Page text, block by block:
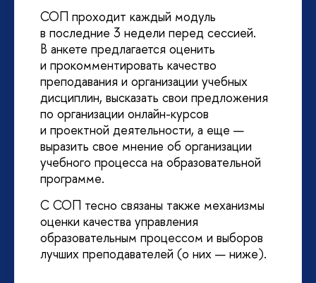
СОП проходит каждый модуль
в последние 3 недели перед сессией.
В анкете предлагается оценить
и прокомментировать качество
преподавания и организации учебных
дисциплин, высказать свои предложения
по организации онлайн-курсов
и проектной деятельности, а еще —
выразить свое мнение об организации
учебного процесса на образовательной
программе.
С СОП тесно связаны также механизмы
оценки качества управления
образовательным процессом и выборов
лучших преподавателей (о них — ниже).